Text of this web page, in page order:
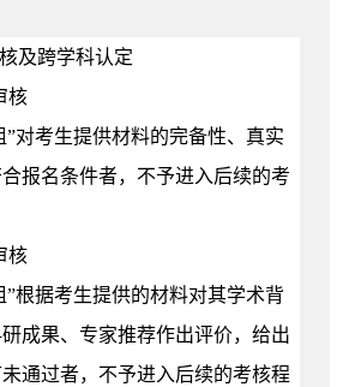
及跨学科认定
核
”对考生提供材料的完备性、真实
报名条件者，不予进入后续的考
核
”根据考生提供的材料对其学术背
成果、专家推荐作出评价，给出
通过者，不予进入后续的考核程